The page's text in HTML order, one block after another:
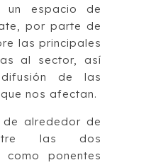
un espacio de
por parte de
las principales
al sector, así
de las
nos afectan.
alrededor de
las dos
como ponentes